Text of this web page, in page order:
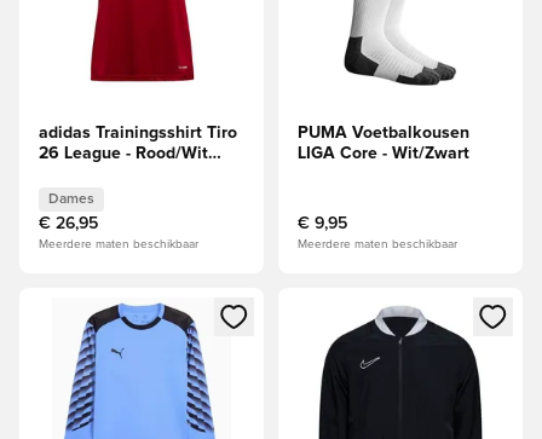
adidas Trainingsshirt Tiro
26 League - Rood/Wit
Dames
€ 26,95
Meerdere maten beschikbaar
PUMA Voetbalkousen
LIGA Core - Wit/Zwart
€ 9,95
Meerdere maten beschikbaar
Opent een venster om in te loggen of je aan te melden als
Opent een venster om in te